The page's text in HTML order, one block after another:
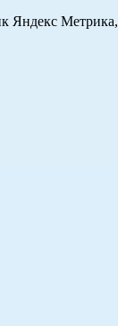
Яндекс Метрика,